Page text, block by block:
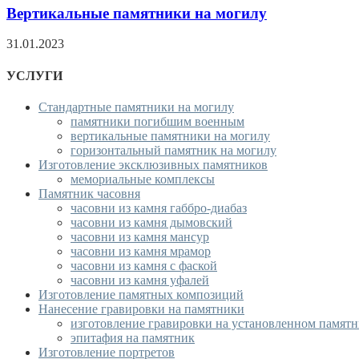
Вертикальные памятники на могилу
31.01.2023
УСЛУГИ
Стандартные памятники на могилу
памятники погибшим военным
вертикальные памятники на могилу
горизонтальный памятник на могилу
Изготовление эксклюзивных памятников
мемориальные комплексы
Памятник часовня
часовни из камня габбро-диабаз
часовни из камня дымовский
часовни из камня мансур
часовни из камня мрамор
часовни из камня с фаской
часовни из камня уфалей
Изготовление памятных композиций
Нанесение гравировки на памятники
изготовление гравировки на установленном
эпитафия на памятник
Изготовление портретов